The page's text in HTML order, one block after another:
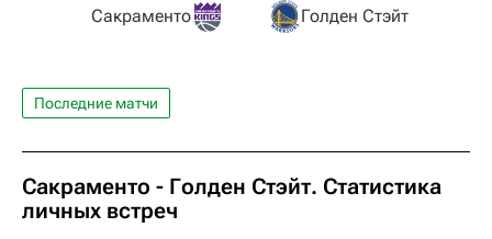
Сакраменто Голден Стэйт
Последние матчи
Сакраменто - Голден Стэйт. Статистика
личных встреч